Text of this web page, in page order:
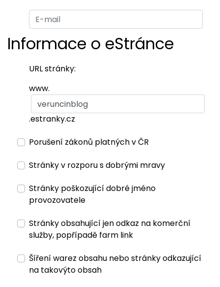
Informace o eStránce
URL stránky:
www.
.estranky.cz
Porušení zákonů platných v ČR
Stránky v rozporu s dobrými mravy
Stránky poškozující dobré jméno
provozovatele
Stránky obsahující jen odkaz na komerční
služby, popřípadě farm link
Šíření warez obsahu nebo stránky odkazující
na takovýto obsah